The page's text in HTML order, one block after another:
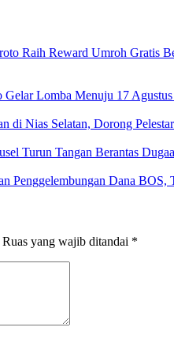
Raih Reward Umroh Gratis
Lomba Menuju 17
di Nias Selatan, Dorong
Turun Tangan Berantas
Dana BOS,
Ruas yang wajib ditandai *